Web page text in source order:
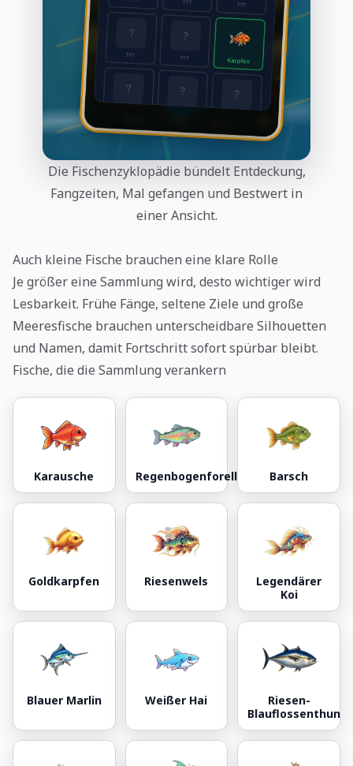
Die Fischenzyklopädie bündelt Entdeckung,
Fangzeiten, Mal gefangen und Bestwert in
einer Ansicht.
Auch kleine Fische brauchen eine klare Rolle
Je größer eine Sammlung wird, desto wichtiger wird
Lesbarkeit. Frühe Fänge, seltene Ziele und große
Meeresfische brauchen unterscheidbare Silhouetten
und Namen, damit Fortschritt sofort spürbar bleibt.
Fische, die die Sammlung verankern
Karausche Regenbogenforelle Barsch
Goldkarpfen Riesenwels
Legendärer
Koi
Blauer Marlin Weißer Hai
Riesen-
Blauflossenthun